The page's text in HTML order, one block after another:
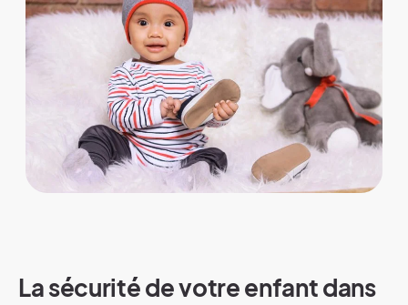
La sécurité de votre enfant dans